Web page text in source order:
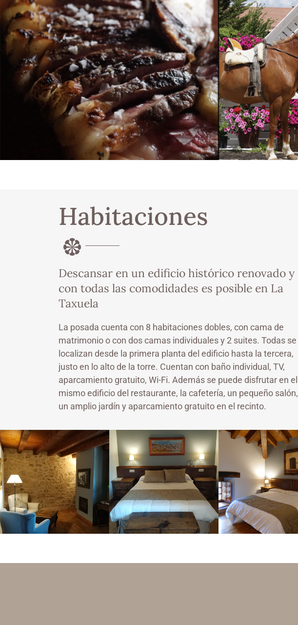
Habitaciones
Descansar en un edificio histórico renovado y
con todas las comodidades es posible en La
Taxuela
La posada cuenta con 8 habitaciones dobles, con cama de
matrimonio o con dos camas individuales y 2 suites. Todas se
localizan desde la primera planta del edificio hasta la tercera,
justo en lo alto de la torre. Cuentan con baño individual, TV,
aparcamiento gratuito, Wi-Fi. Además se puede disfrutar en el
mismo edificio del restaurante, la cafetería, un pequeño salón,
un amplio jardín y aparcamiento gratuito en el recinto.